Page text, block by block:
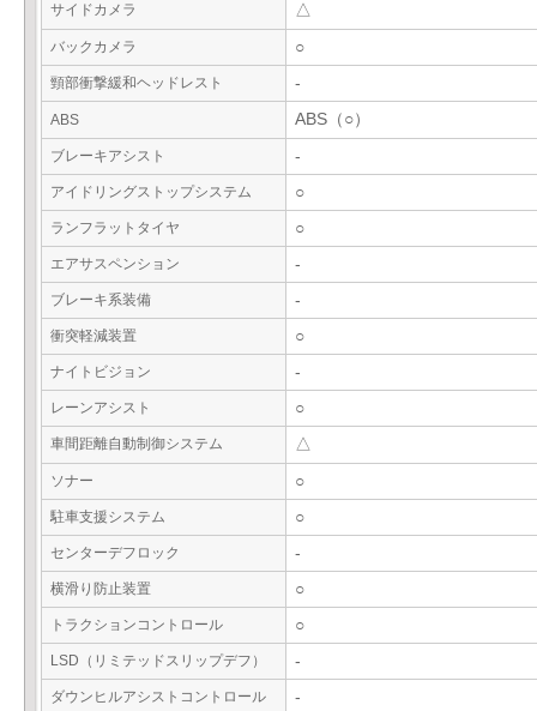
サイドカメラ △
バックカメラ ○
頸部衝撃緩和ヘッドレスト -
ABS ABS（○）
ブレーキアシスト -
アイドリングストップシステム ○
ランフラットタイヤ ○
エアサスペンション -
ブレーキ系装備 -
衝突軽減装置 ○
ナイトビジョン -
レーンアシスト ○
車間距離自動制御システム △
ソナー ○
駐車支援システム ○
センターデフロック -
横滑り防止装置 ○
トラクションコントロール ○
LSD（リミテッドスリップデフ） -
ダウンヒルアシストコントロール -